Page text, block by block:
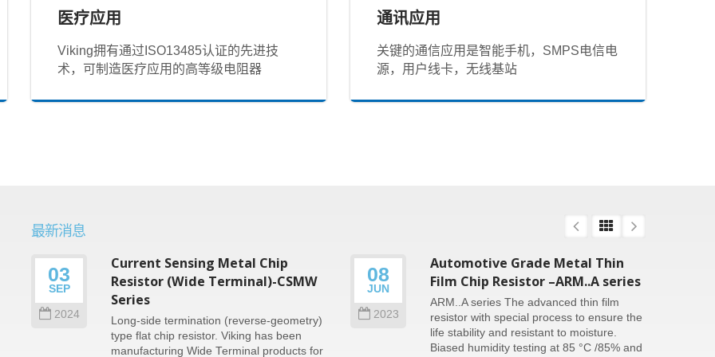
医疗应用
Viking拥有通过ISO13485认证的先进技
术，可制造医疗应用的高等级电阻器
通讯应用
关键的通信应用是智能手机，SMPS电信电
源，用户线卡，无线基站
最新消息
03
SEP
2024
Current Sensing Metal Chip
Resistor (Wide Terminal)-CSMW
Series
Long-side termination (reverse-geometry)
type flat chip resistor. Viking has been
manufacturing Wide Terminal products for
08
JUN
2023
Automotive Grade Metal Thin
Film Chip Resistor –ARM..A series
ARM..A series The advanced thin film
resistor with special process to ensure the
life stability and resistant to moisture.
Biased humidity testing at 85 °C /85% and